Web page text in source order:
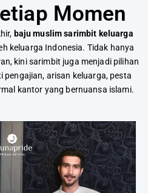
Momen
baju muslim sarimbit keluarga
keluarga Indonesia. Tidak hanya
kini sarimbit juga menjadi pilihan
pengajian, arisan keluarga, pesta
kantor yang bernuansa islami.